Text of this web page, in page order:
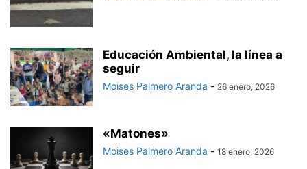
Educación Ambiental, la línea a
seguir
Moises Palmero Aranda - 26 enero, 2026
«Matones»
Moises Palmero Aranda - 18 enero, 2026